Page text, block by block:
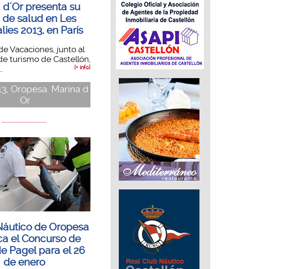
d´Or presenta su
salud en Les
2013, en París
Vacaciones, junto al
turismo de Castellón,
[+ info]
Oropesa. Marina d
´Or
de Oropesa
el Concurso de
Pagel para el 26
de enero